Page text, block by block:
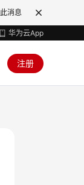
消息
华为云App
注册